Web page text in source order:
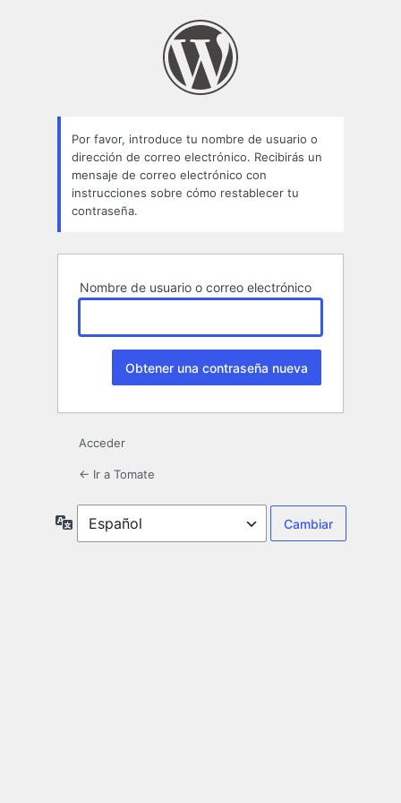
Por favor, introduce tu nombre de usuario o
dirección de correo electrónico. Recibirás un
mensaje de correo electrónico con
instrucciones sobre cómo restablecer tu
contraseña.
Nombre de usuario o correo electrónico
Acceder
← Ir a Tomate
Idioma